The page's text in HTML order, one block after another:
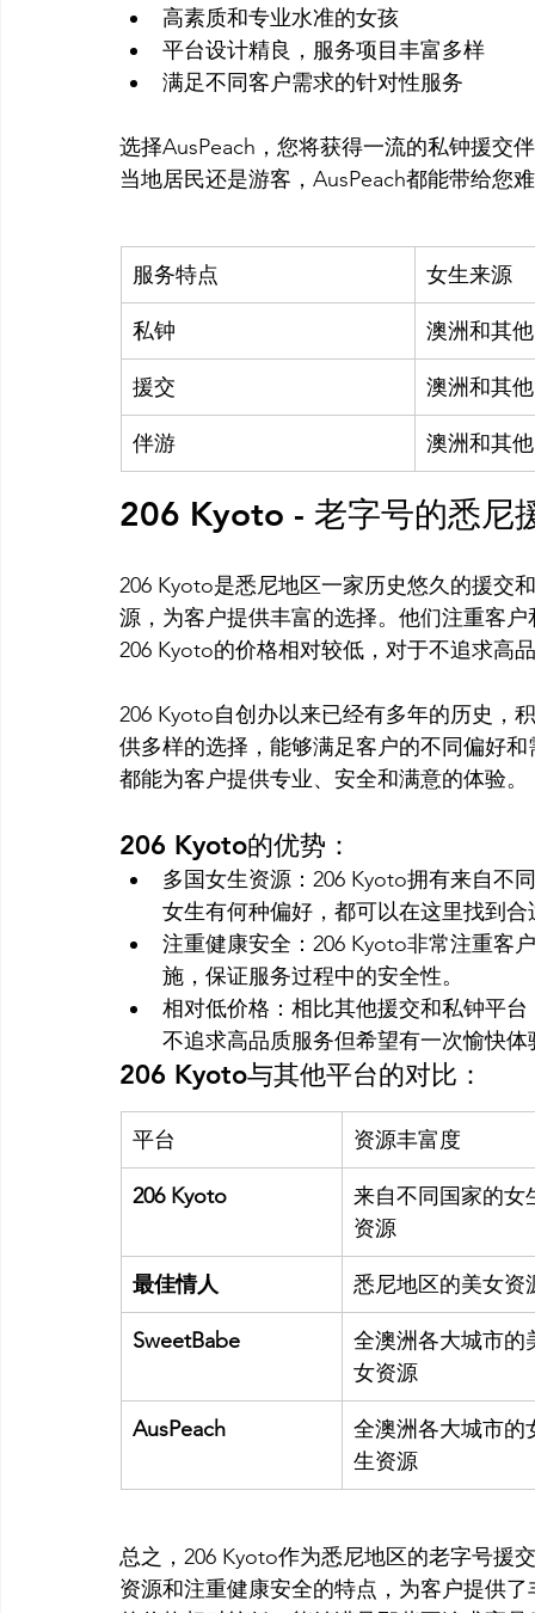
高素质和专业水准的女孩
平台设计精良，服务项目丰富多样
满足不同客户需求的针对性服务
选择AusPeach，您将获得一流的私钟援交
服务特点 女生来源
私钟 澳洲和其
援交 澳洲和其
伴游 澳洲和其
206 Kyoto - 老字号的悉尼
206 Kyoto是悉尼地区一家历史悠久的援交
源，为客户提供丰富的选择。他们注重客
206 Kyoto的价格相对较低，对于不追求高
206 Kyoto自创办以来已经有多年的历史，
供多样的选择，能够满足客户的不同偏好
206 Kyoto的优势：
多国女生资源：206 Kyoto拥有来自不
女生有何种偏好，都可以在这里找到合
注重健康安全：206 Kyoto非常注重客
施，保证服务过程中的安全性。
相对低价格：相比其他援交和私钟平
不追求高品质服务但希望有一次愉快
206 Kyoto与其他平台的对比：
平台 资源丰富度
206 Kyoto
来自不同国家的女
资源
最佳情人 悉尼地区的美女资
SweetBabe
全澳洲各大城市的
女资源
AusPeach
全澳洲各大城市的
生资源
总之，206 Kyoto作为悉尼地区的老字号援
资源和注重健康安全的特点，为客户提供